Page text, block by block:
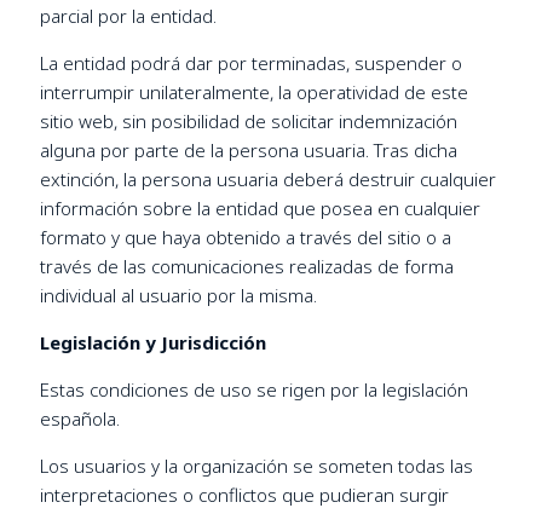
parcial por la entidad.
La entidad podrá dar por terminadas, suspender o
interrumpir unilateralmente, la operatividad de este
sitio web, sin posibilidad de solicitar indemnización
alguna por parte de la persona usuaria. Tras dicha
extinción, la persona usuaria deberá destruir cualquier
información sobre la entidad que posea en cualquier
formato y que haya obtenido a través del sitio o a
través de las comunicaciones realizadas de forma
individual al usuario por la misma.
Legislación y Jurisdicción
Estas condiciones de uso se rigen por la legislación
española.
Los usuarios y la organización se someten todas las
interpretaciones o conflictos que pudieran surgir